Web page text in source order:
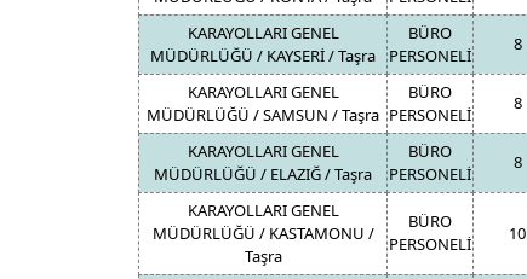
KARAYOLLARI GENEL
MÜDÜRLÜĞÜ / KAYSERİ / Taşra
BÜRO
PERSONELİ
8
KARAYOLLARI GENEL
MÜDÜRLÜĞÜ / SAMSUN / Taşra
BÜRO
PERSONELİ
8
KARAYOLLARI GENEL
MÜDÜRLÜĞÜ / ELAZIĞ / Taşra
BÜRO
PERSONELİ
8
KARAYOLLARI GENEL
MÜDÜRLÜĞÜ / KASTAMONU /
Taşra
BÜRO
PERSONELİ
10